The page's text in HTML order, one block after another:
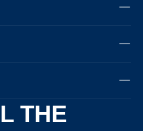
THE